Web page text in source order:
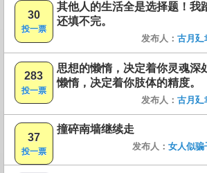
30
投一票
其他人的生活全是选择题！我
还填不完。
发布人： 古月廴
283
投一票
思想的懒惰，决定着你灵魂深
懒惰，决定着你肢体的精度。
发布人： 古月廴
37
投一票
撞碎南墙继续走
发布人： 女人似骗